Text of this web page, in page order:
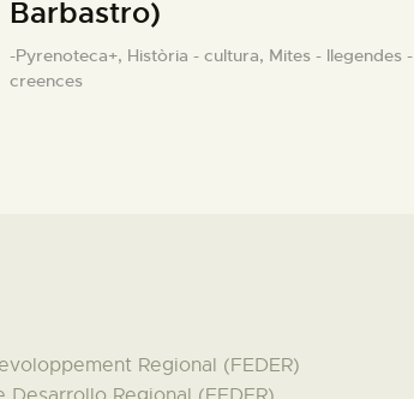
Barbastro)
-Pyrenoteca+, Història - cultura, Mites - llegendes -
creences
Regional (FEDER)